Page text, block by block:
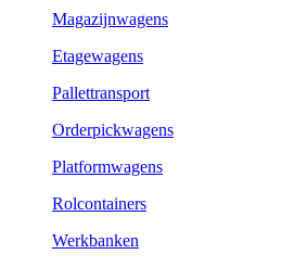
Magazijnwagens
Etagewagens
Pallettransport
Orderpickwagens
Platformwagens
Rolcontainers
Werkbanken